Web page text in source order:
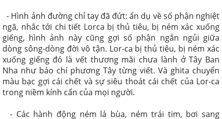
- Hình ảnh đường chỉ tay đã đứt: ẩn dụ về số phận nghiệt
ngã, nhắc tới chi tiết Lorca bị thủ tiêu, bị ném xác xuống
giếng, hình ảnh này cũng gợi số phận ngắn ngủi giữa
dòng sông-dòng đời vô tận. Lor-ca bị thủ tiêu, bị ném xác
xuống giếng đó là vết thương mãi chưa lành ở Tây Ban
Nha như báo chí phương Tây từng viết. Và ghita chuyển
màu bạc gợi cái chết và sự siêu thoát cái chết của Lor-ca
trong niềm kính cẩn của mọi người.
- Các hành động ném lá bùa, ném trái tim, bơi sang